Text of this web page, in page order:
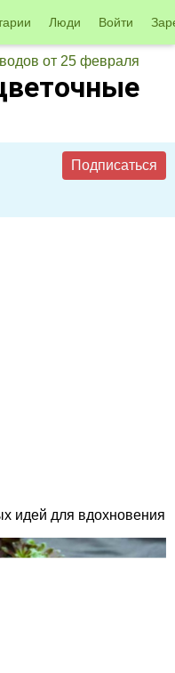
Люди Войти
от 25 февраля
Подписаться
идей для вдохновения